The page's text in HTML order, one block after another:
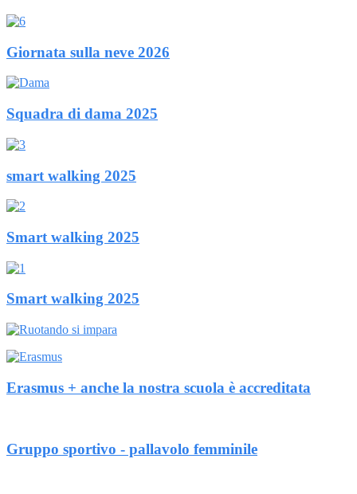
Giornata sulla neve 2026
Squadra di dama 2025
smart walking 2025
Smart walking 2025
Smart walking 2025
Erasmus + anche la nostra scuola è accreditata
Gruppo sportivo - pallavolo femminile